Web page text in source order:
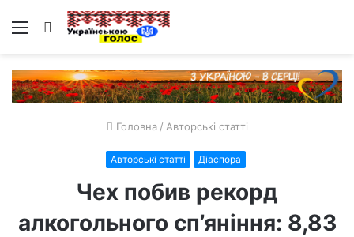
Меню Пошук
Головна / Авторські статті
Авторські статті Діаспора
Чех побив рекорд
алкогольного сп’яніння: 8,83